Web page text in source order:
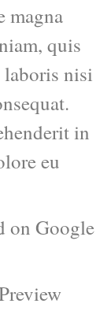
magna
quis
nisi
in
eu
on Google